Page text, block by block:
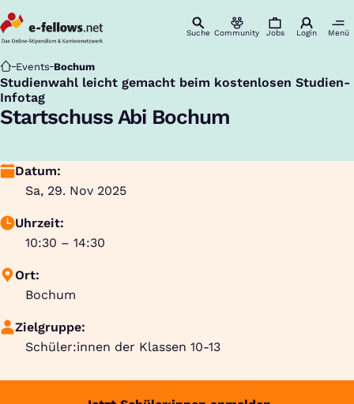
Suche Community Jobs Login Menü
Startseite
Events Bochum
Studienwahl leicht gemacht beim kostenlosen Studien-
Infotag
:
Startschuss Abi Bochum
Datum:
Sa, 29. Nov 2025
Uhrzeit:
10:30 – 14:30
Ort:
Bochum
Zielgruppe:
Schüler:innen der Klassen 10-13